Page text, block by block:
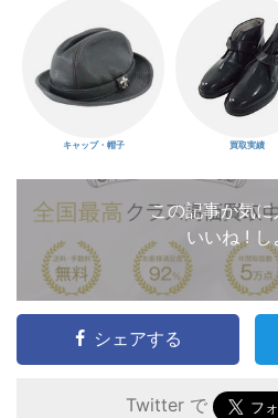
キャップ・帽子 買取実績
この記事が気に
いいね ! し
シェアする
Twitter で